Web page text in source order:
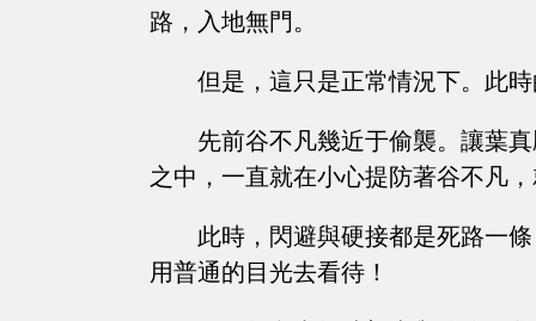
路，入地無門。
但是，這只是正常情況下。此
先前谷不凡幾近于偷襲。讓葉
之中，一直就在小心提防著谷不凡
此時，閃避與硬接都是死路一
用普通的目光去看待！